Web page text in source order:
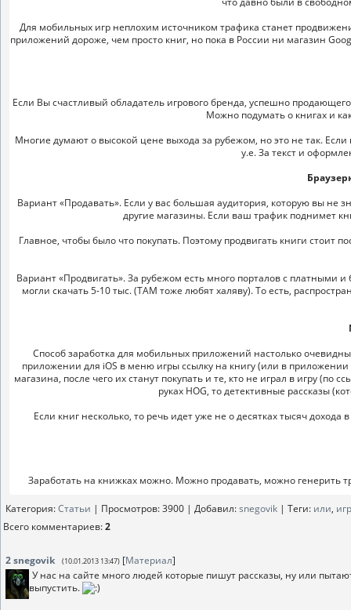
Для мобильных игр неплохим источником трафика станет
приложений дороже, чем просто книг, но пока в России ни магазин
Если Вы счастливый обладатель игрового бренда, успешно
Можно подумать о книгах и
Многие думают о высокой цене выхода за рубежом, но это не так.
у.е. За текст и
Вариант «Продавать». Если у вас большая аудитория, которую вы не
другие магазины. Если ваш трафик поднимет
Главное, чтобы было что покупать. Поэтому продвигать книги стоит
Вариант «Продвигать». За рубежом есть много порталов с платными
могли скачать 5-10 тыс. (ТАМ тоже любят халяву). То есть,
Способ заработка для мобильных приложений настолько
приложении для iOS в меню игры ссылку на книгу (или в
магазина, после чего их станут покупать и те, кто не играл в игру
руках HOG, то детективные рассказы
Если книг несколько, то речь идет уже не о десятках тысяч
Заработать на книжках можно. Можно продавать, можно генерить
Категория:Статьи | Просмотров: 3900 | Добавил:snegovik | Теги: или,
Всего комментариев:2
2snegovik (10.01.2013 13:47) [Материал]
У нас на сайте много людей которые пишут рассказы, ну или
выпустить.